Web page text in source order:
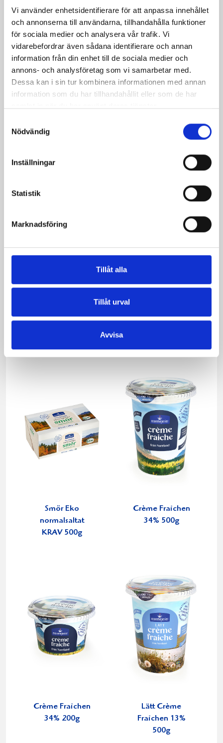
Vi använder enhetsidentifierare för att anpassa innehållet
och annonserna till användarna, tillhandahålla funktioner
för sociala medier och analysera vår trafik. Vi
vidarebefordrar även sådana identifierare och annan
information från din enhet till de sociala medier och
annons- och analysföretag som vi samarbetar med.
Dessa kan i sin tur kombinera informationen med annan
information som du har tillhandahållit eller som de har
Nödvändig
Inställningar
Statistik
Marknadsföring
Tillåt alla
Tillåt urval
Avvisa
Mellanmjölk
Jordgubbsfil 2,7%
Päronfil 2,7%
Skogsbärsfil 2,7%
Smör Eko
normalsaltat
KRAV 500g
Crème Fraichen
34% 500g
Crème Fraichen
34% 200g
Lätt Crème
Fraichen 13%
500g